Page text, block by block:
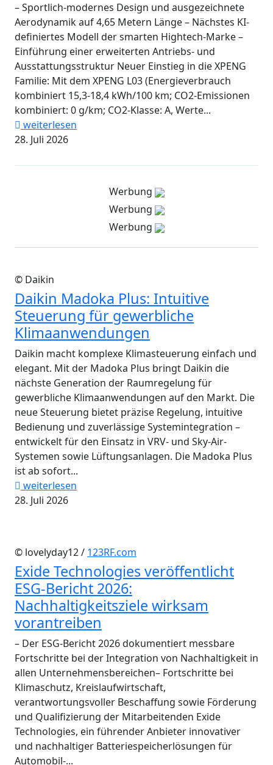
– Sportlich-modernes Design und ausgezeichnete
Aerodynamik auf 4,65 Metern Länge – Nächstes KI-
definiertes Modell der smarten Hightech-Marke –
Einführung einer erweiterten Antriebs- und
Ausstattungsstruktur Neuer Einstieg in die XPENG
Familie: Mit dem XPENG L03 (Energieverbrauch
kombiniert 15,3-18,4 kWh/100 km; CO2-Emissionen
kombiniert: 0 g/km; CO2-Klasse: A, Werte...
weiterlesen
28. Juli 2026
Werbung
Werbung
Werbung
© Daikin
Daikin Madoka Plus: Intuitive
Steuerung für gewerbliche
Klimaanwendungen
Daikin macht komplexe Klimasteuerung einfach und
elegant. Mit der Madoka Plus bringt Daikin die
nächste Generation der Raumregelung für
gewerbliche Klimaanwendungen auf den Markt. Die
neue Steuerung bietet präzise Regelung, intuitive
Bedienung und zuverlässige Systemintegration –
entwickelt für den Einsatz in VRV- und Sky-Air-
Systemen sowie Lüftungsanlagen. Die Madoka Plus
ist ab sofort...
weiterlesen
28. Juli 2026
© lovelyday12 / 123RF.com
Exide Technologies veröffentlicht
ESG-Bericht 2026:
Nachhaltigkeitsziele wirksam
vorantreiben
– Der ESG-Bericht 2026 dokumentiert messbare
Fortschritte bei der Integration von Nachhaltigkeit in
allen Unternehmensbereichen– Fortschritte bei
Klimaschutz, Kreislaufwirtschaft,
verantwortungsvoller Beschaffung sowie Förderung
und Qualifizierung der Mitarbeitenden Exide
Technologies, ein führender Anbieter innovativer
und nachhaltiger Batteriespeicherlösungen für
Automobil-...